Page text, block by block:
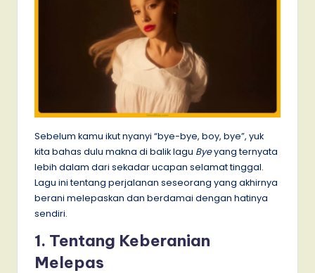
Sebelum kamu ikut nyanyi “bye-bye, boy, bye”, yuk
kita bahas dulu makna di balik lagu Byeyang ternyata
lebih dalam dari sekadar ucapan selamat tinggal.
Lagu ini tentang perjalanan seseorang yang akhirnya
berani melepaskan dan berdamai dengan hatinya
sendiri.
1. Tentang Keberanian
Melepas